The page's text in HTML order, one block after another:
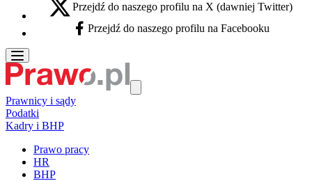
X - otwiera się w nowej karcie
Przejdź do naszego profilu na X (dawniej Twitter)
Facebook - otwiera się w nowej karcie
Przejdź do naszego profilu na Facebooku
Prawnicy i sądy
Podatki
Kadry i BHP
Prawo pracy
HR
BHP